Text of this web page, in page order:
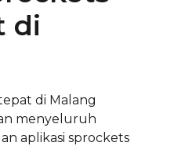
di
di Malang
menyeluruh
aplikasi sprockets